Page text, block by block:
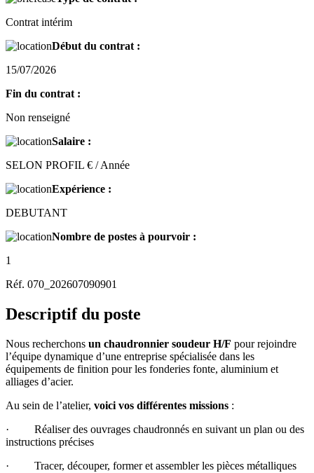
Contrat intérim
Début du contrat :
15/07/2026
Fin du contrat :
Non renseigné
Salaire :
SELON PROFIL € / Année
Expérience :
DEBUTANT
Nombre de postes à pourvoir :
1
Réf. 070_202607090901
Descriptif du poste
Nous recherchons un chaudronnier soudeur H/F pour rejoindre
l’équipe dynamique d’une entreprise spécialisée dans les
équipements de finition pour les fonderies fonte, aluminium et
alliages d’acier.
Au sein de l’atelier, voici vos différentes missions :
· Réaliser des ouvrages chaudronnés en suivant un plan ou des
instructions précises
· Tracer, découper, former et assembler les pièces métalliques